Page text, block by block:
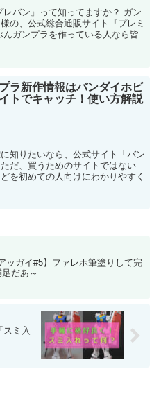
バン』って知ってますか？ ガン
の、公式総合通販サイト『プレミ
ガンプラを作っている人なら皆
ラ新作情報はバンダイホビ
トでキャッチ！使い方解説
知りたいなら、公式サイト「バン
だ、買うためのサイトではない
を初めての人向けにわかりやすく
ッガイ#5】ファレホ筆塗りして完
だあ～
スミ入